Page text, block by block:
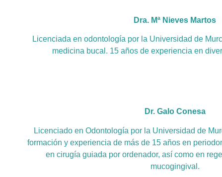
Dra. Mª Nieves Martos
Licenciada en odontología por la Universidad de
medicina bucal. 15 años de experiencia en
Dr. Galo Conesa
Licenciado en Odontología por la Universidad de
formación y experiencia de más de 15 años en
en cirugía guiada por ordenador, así como en
mucogingival.